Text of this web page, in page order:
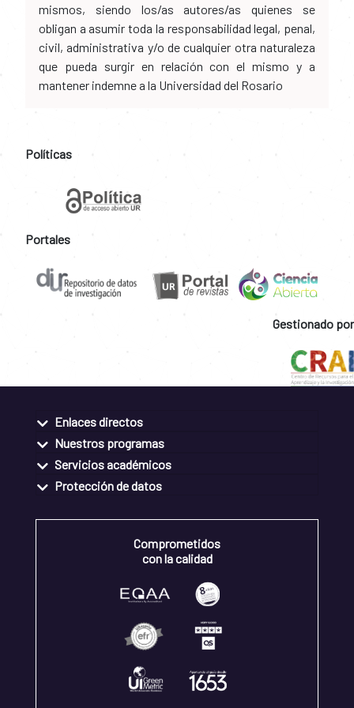
mismos, siendo los/as autores/as quienes se
obligan a asumir toda la responsabilidad legal, penal,
civil, administrativa y/o de cualquier otra naturaleza
que pueda surgir en relación con el mismo y a
mantener indemne a la Universidad del Rosario
Políticas
Portales
Gestionado por
Enlaces directos
Nuestros programas
Servicios académicos
Protección de datos
Comprometidos
con la calidad